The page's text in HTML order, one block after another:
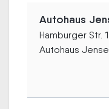
Autohaus
Hamburger Str.
Autohaus